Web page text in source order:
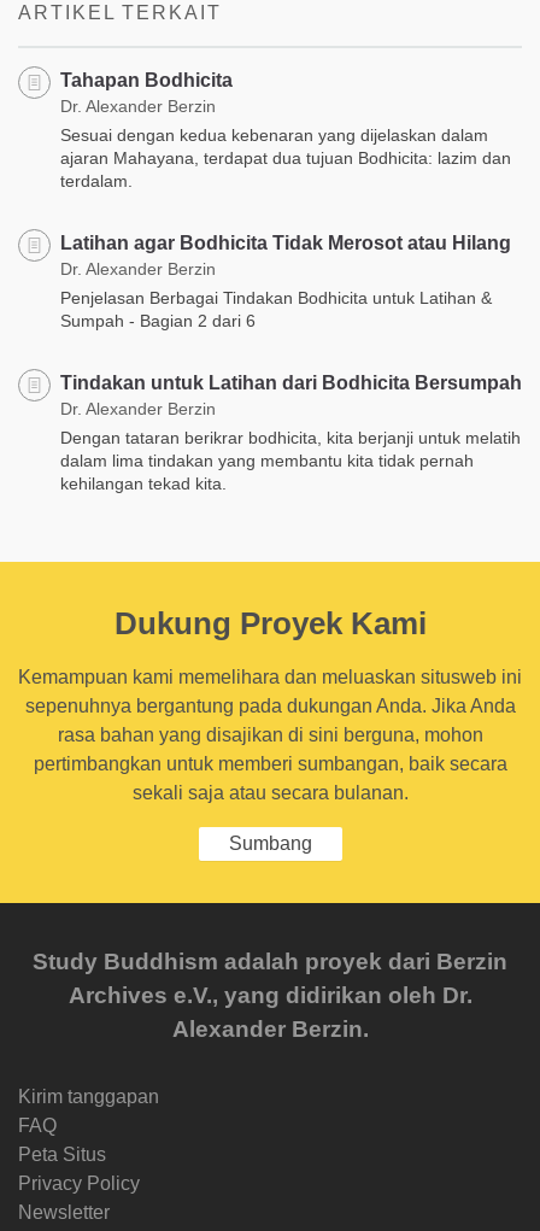
ARTIKEL TERKAIT
Tahapan Bodhicita
Dr. Alexander Berzin
Sesuai dengan kedua kebenaran yang dijelaskan dalam
ajaran Mahayana, terdapat dua tujuan Bodhicita: lazim dan
terdalam.
Latihan agar Bodhicita Tidak Merosot atau Hilang
Dr. Alexander Berzin
Penjelasan Berbagai Tindakan Bodhicita untuk Latihan &
Sumpah - Bagian 2 dari 6
Tindakan untuk Latihan dari Bodhicita Bersumpah
Dr. Alexander Berzin
Dengan tataran berikrar bodhicita, kita berjanji untuk melatih
dalam lima tindakan yang membantu kita tidak pernah
kehilangan tekad kita.
Dukung Proyek Kami
Kemampuan kami memelihara dan meluaskan situsweb ini
sepenuhnya bergantung pada dukungan Anda. Jika Anda
rasa bahan yang disajikan di sini berguna, mohon
pertimbangkan untuk memberi sumbangan, baik secara
sekali saja atau secara bulanan.
Sumbang
Study Buddhism adalah proyek dari Berzin
Archives e.V., yang didirikan oleh Dr.
Alexander Berzin.
Kirim tanggapan
FAQ
Peta Situs
Privacy Policy
Newsletter